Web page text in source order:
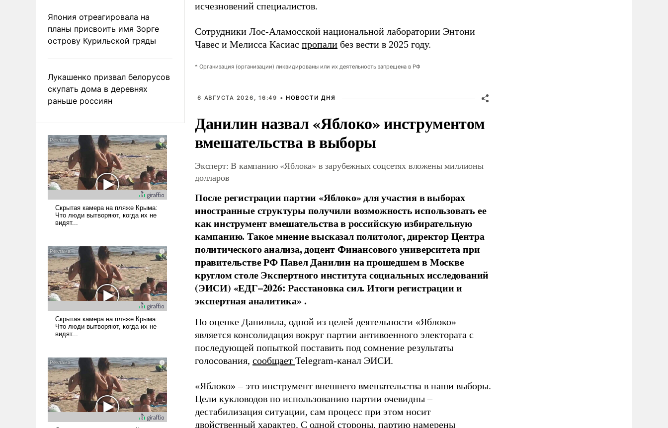
Япония отреагировала на
планы присвоить имя Зорге
острову Курильской гряды
Лукашенко призвал белорусов
скупать дома в деревнях
раньше россиян
исчезновений специалистов.
Сотрудники Лос-Аламосской национальной лаборатории Энтони
Чавес и Мелисса Касиас пропали без вести в 2025 году.
* Организация (организации) ликвидированы или их деятельность запрещена в РФ
6 АВГУСТА 2026, 16:49 • НОВОСТИ ДНЯ
Данилин назвал «Яблоко» инструментом
вмешательства в выборы
Эксперт: В кампанию «Яблока» в зарубежных соцсетях вложены миллионы
долларов
После регистрации партии «Яблоко» для участия в выборах
иностранные структуры получили возможность использовать ее
как инструмент вмешательства в российскую избирательную
кампанию. Такое мнение высказал политолог, директор Центра
политического анализа, доцент Финансового университета при
правительстве РФ Павел Данилин на прошедшем в Москве
круглом столе Экспертного института социальных исследований
(ЭИСИ) «ЕДГ–2026: Расстановка сил. Итоги регистрации и
экспертная аналитика» .
По оценке Данилила, одной из целей деятельности «Яблоко»
является консолидация вокруг партии антивоенного электората с
последующей попыткой поставить под сомнение результаты
голосования, сообщает Telegram-канал ЭИСИ.
«Яблоко» – это инструмент внешнего вмешательства в наши выборы.
Цели кукловодов по использованию партии очевидны –
дестабилизация ситуации, сам процесс при этом носит
двойственный характер. С одной стороны, партию намерены